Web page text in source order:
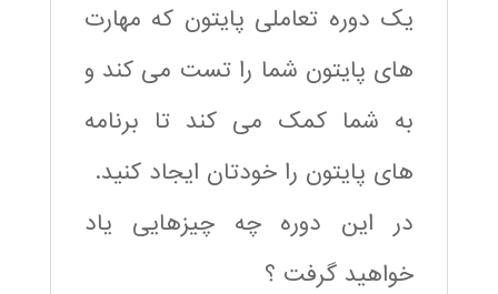
یک دوره تعاملی پایتون که مهارت
های پایتون شما را تست می کند و
به شما کمک می کند تا برنامه
های پایتون را خودتان ایجاد کنید.
در این دوره چه چیزهایی یاد
خواهید گرفت ؟